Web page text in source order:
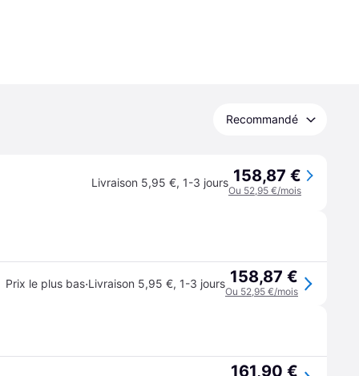
Recommandé
Livraison 5,95 €, 1-3 jours 158,87 €
Ou 52,95 €/mois
Prix le plus bas·Livraison 5,95 €, 1-3 jours 158,87 €
Ou 52,95 €/mois
161,90 €